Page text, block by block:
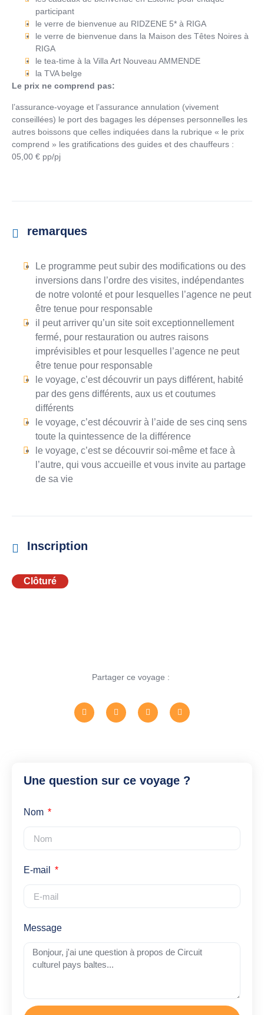
participant
le verre de bienvenue au RIDZENE 5* à RIGA
le verre de bienvenue dans la Maison des Têtes Noires à
RIGA
le tea-time à la Villa Art Nouveau AMMENDE
la TVA belge
Le prix ne comprend pas:
l’assurance-voyage et l’assurance annulation (vivement
conseillées) le port des bagages les dépenses personnelles les
autres boissons que celles indiquées dans la rubrique « le prix
comprend » les gratifications des guides et des chauffeurs :
05,00 € pp/pj
remarques
Le programme peut subir des modifications ou des
inversions dans l’ordre des visites, indépendantes
de notre volonté et pour lesquelles l’agence ne peut
être tenue pour responsable
il peut arriver qu’un site soit exceptionnellement
fermé, pour restauration ou autres raisons
imprévisibles et pour lesquelles l’agence ne peut
être tenue pour responsable
le voyage, c’est découvrir un pays différent, habité
par des gens différents, aux us et coutumes
différents
le voyage, c’est découvrir à l’aide de ses cinq sens
toute la quintessence de la différence
le voyage, c’est se découvrir soi-même et face à
l’autre, qui vous accueille et vous invite au partage
de sa vie
Inscription
Clôturé
Partager ce voyage :
Une question sur ce voyage ?
Nom
E-mail
Message